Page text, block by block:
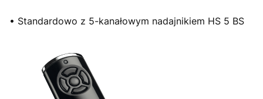
• Standardowo z 5-kanałowym nadajnikiem HS 5 BS